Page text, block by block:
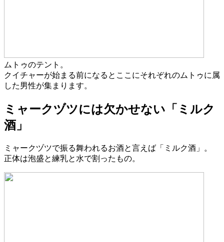
ムトゥのテント。
クイチャーが始まる前になるとここにそれぞれのムトゥに属
した男性が集まります。
ミャークヅツには欠かせない「ミルク
酒」
ミャークヅツで振る舞われるお酒と言えば「ミルク酒」。
正体は泡盛と練乳と水で割ったもの。